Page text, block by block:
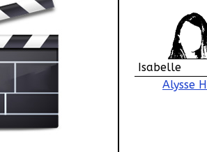
Isabelle
Alysse